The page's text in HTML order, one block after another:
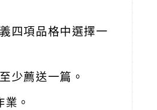
四項品格中選擇一
少薦送一篇。
。